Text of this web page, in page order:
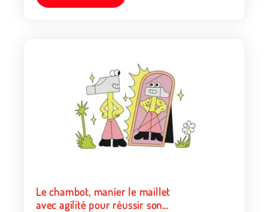
Le chambot, manier le maillet
avec agilité pour réussir son